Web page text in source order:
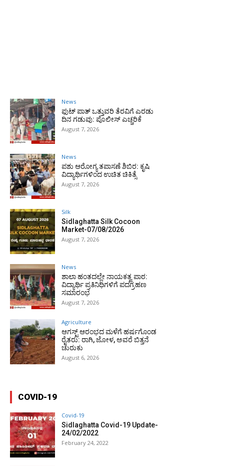
News
ಫುಟ್‌ ಪಾತ್ ಒತ್ತುವರಿ ತೆರವಿಗೆ ಎರಡು
ದಿನ ಗಡುವು: ಪೊಲೀಸ್ ಎಚ್ಚರಿಕೆ
August 7, 2026
News
ಪಶು ಆರೋಗ್ಯ ತಪಾಸಣೆ ಶಿಬಿರ: ಕೃಷಿ
ವಿದ್ಯಾರ್ಥಿಗಳಿಂದ ಉಚಿತ ಚಿಕಿತ್ಸೆ
August 7, 2026
Silk
Sidlaghatta Silk Cocoon
Market-07/08/2026
August 7, 2026
News
ಶಾಲಾ ಹಂತದಲ್ಲೇ ನಾಯಕತ್ವ ಪಾಠ:
ವಿದ್ಯಾರ್ಥಿ ಪ್ರತಿನಿಧಿಗಳಿಗೆ ಪದಗ್ರಹಣ
ಸಮಾರಂಭ
August 7, 2026
Agriculture
ಆಗಸ್ಟ್ ಆರಂಭದ ಮಳೆಗೆ ಹರ್ಷಗೊಂಡ
ರೈತರು: ರಾಗಿ, ಜೋಳ, ಅವರೆ ಬಿತ್ತನೆ
ಚುರುಕು
August 6, 2026
COVID-19
Covid-19
Sidlaghatta Covid-19 Update-
24/02/2022
February 24, 2022